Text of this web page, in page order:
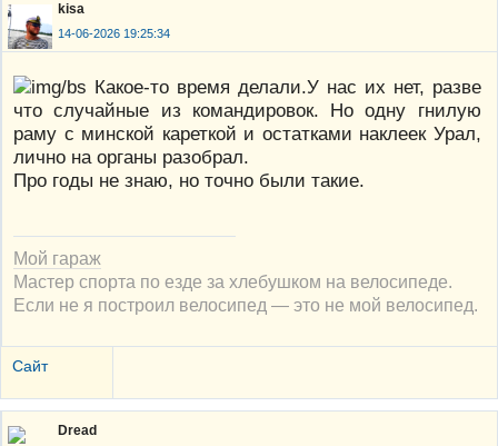
kisa
14-06-2026 19:25:34
Какое-то время делали.У нас их нет, разве
что случайные из командировок. Но одну гнилую
раму с минской кареткой и остатками наклеек Урал,
лично на органы разобрал.
Про годы не знаю, но точно были такие.
Мой гараж
Мастер спорта по езде за хлебушком на велосипеде.
Если не я построил велосипед — это не мой велосипед.
Сайт
Dread